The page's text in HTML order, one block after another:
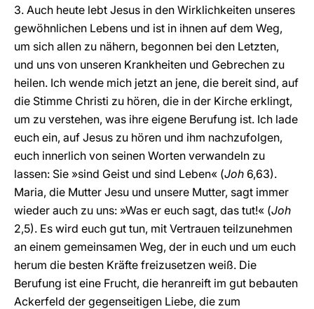
3. Auch heute lebt Jesus in den Wirklichkeiten unseres
gewöhnlichen Lebens und ist in ihnen auf dem Weg,
um sich allen zu nähern, begonnen bei den Letzten,
und uns von unseren Krankheiten und Gebrechen zu
heilen. Ich wende mich jetzt an jene, die bereit sind, auf
die Stimme Christi zu hören, die in der Kirche erklingt,
um zu verstehen, was ihre eigene Berufung ist. Ich lade
euch ein, auf Jesus zu hören und ihm nachzufolgen,
euch innerlich von seinen Worten verwandeln zu
lassen: Sie »sind Geist und sind Leben« (Joh 6,63).
Maria, die Mutter Jesu und unsere Mutter, sagt immer
wieder auch zu uns: »Was er euch sagt, das tut!« (Joh
2,5). Es wird euch gut tun, mit Vertrauen teilzunehmen
an einem gemeinsamen Weg, der in euch und um euch
herum die besten Kräfte freizusetzen weiß. Die
Berufung ist eine Frucht, die heranreift im gut bebauten
Ackerfeld der gegenseitigen Liebe, die zum